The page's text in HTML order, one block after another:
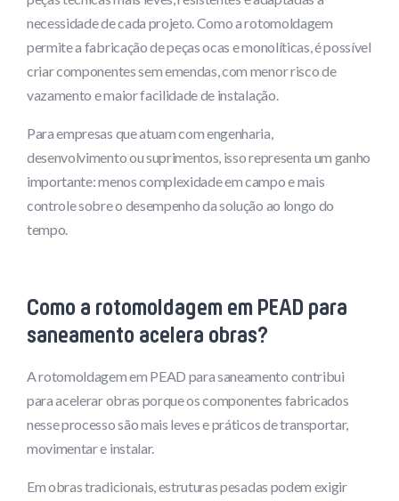
necessidade de cada projeto. Como a rotomoldagem
permite a fabricação de peças ocas e monolíticas, é possível
criar componentes sem emendas, com menor risco de
vazamento e maior facilidade de instalação.
Para empresas que atuam com engenharia,
desenvolvimento ou suprimentos, isso representa um ganho
importante: menos complexidade em campo e mais
controle sobre o desempenho da solução ao longo do
tempo.
Como a rotomoldagem em PEAD para
saneamento acelera obras?
A rotomoldagem em PEAD para saneamento contribui
para acelerar obras porque os componentes fabricados
nesse processo são mais leves e práticos de transportar,
movimentar e instalar.
Em obras tradicionais, estruturas pesadas podem exigir